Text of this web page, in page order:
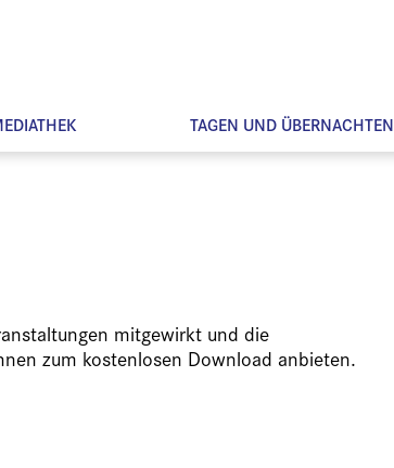
TAGEN UND ÜBERNACHTEN
mitgewirkt und die
zum kostenlosen Download anbieten.